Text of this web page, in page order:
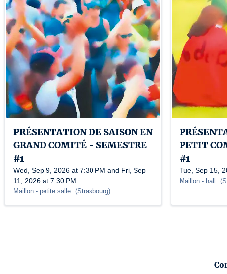
PRÉSENTATION DE SAISON EN
GRAND COMITÉ - SEMESTRE
#1
Wed, Sep 9, 2026 at 7:30 PM and Fri, Sep
11, 2026 at 7:30 PM
Maillon - petite salle (Strasbourg)
PETIT
#1
Tue, Sep 15,
Maillon - hall (